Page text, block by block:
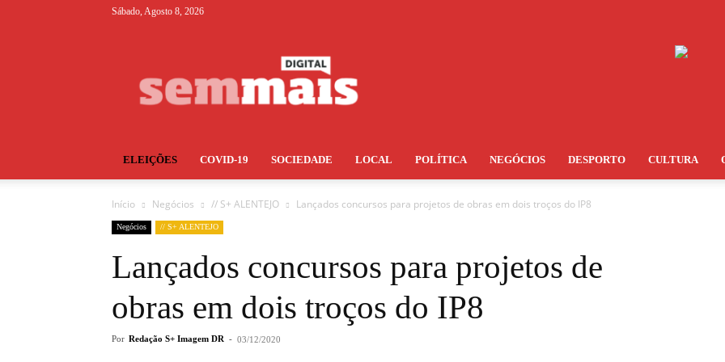
Sábado, Agosto 8, 2026
ELEIÇÕES COVID-19 SOCIEDADE LOCAL POLÍTICA NEGÓCIOS DESPORTO CULTURA
Início Negócios // S+ ALENTEJO Lançados concursos para projetos de obras em dois troços do IP8
Negócios // S+ ALENTEJO
Lançados concursos para projetos de
obras em dois troços do IP8
Por Redação S+ Imagem DR - 03/12/2020